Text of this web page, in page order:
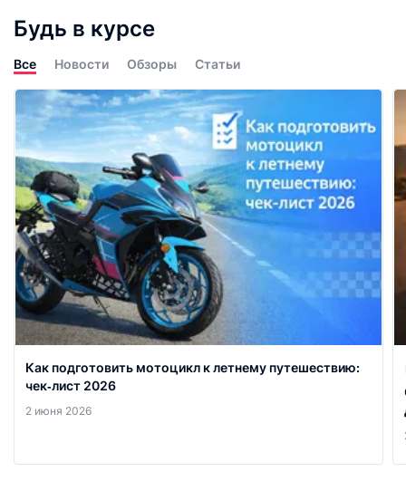
Будь в курсе
Все Новости Обзоры Статьи
Как подготовить мотоцикл к летнему путешествию:
чек‑лист 2026
2 июня 2026